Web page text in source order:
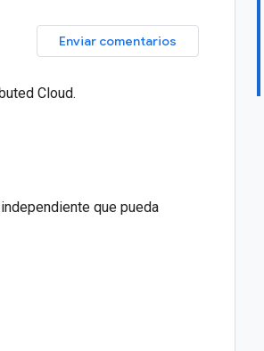
Enviar comentarios
Cloud.
que pueda